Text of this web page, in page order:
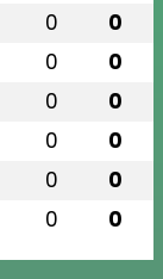
0 0
0 0
0 0
0 0
0 0
0 0